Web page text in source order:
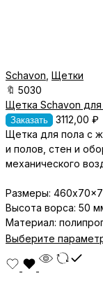
Schavon Щетки
🔖 5030
Щетка Schavon
Заказать 3112,00 ₽
Щетка для пола с
и полов, стен и
механического
Размеры:
Высота ворса: 50
Материал:
Выберите